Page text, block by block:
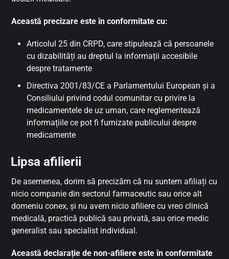
Această precizare este în conformitate cu:
Articolul 25 din CRPD, care stipulează că persoanele
cu dizabilități au dreptul la informații accesibile
despre tratamente
Directiva 2001/83/CE a Parlamentului European și a
Consiliului privind codul comunitar cu privire la
medicamentele de uz uman, care reglementează
informațiile ce pot fi furnizate publicului despre
medicamente
Lipsa afilierii
De asemenea, dorim să precizăm că nu suntem afiliați cu
nicio companie din sectorul farmaceutic sau orice alt
domeniu conex, și nu avem nicio afiliere cu vreo clinică
medicală, practică publică sau privată, sau orice medic
generalist sau specialist individual.
Această declarație de non-afiliere este în conformitate